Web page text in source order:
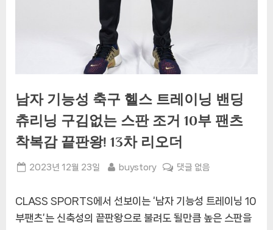
남자 기능성 축구 헬스 트레이닝 밴딩
츄리닝 구김없는 스판 조거 10부 팬츠
착복감 끝판왕! 13차 리오더
Posted
2023년 12월 23일 By
buystory
남
능
성
댓글 없음
CLASS SPORTS에서 선보이는 ‘남자 기능성 트레이닝 10
부팬츠’는 신축성의 끝판왕으로 불려도 될만큼 높은 스판을